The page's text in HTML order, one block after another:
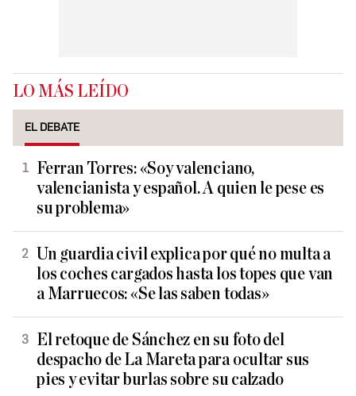
LO MÁS LEÍDO
EL DEBATE
Ferran Torres: «Soy valenciano,
valencianista y español. A quien le pese es
su problema»
Un guardia civil explica por qué no multa a
los coches cargados hasta los topes que van
a Marruecos: «Se las saben todas»
El retoque de Sánchez en su foto del
despacho de La Mareta para ocultar sus
pies y evitar burlas sobre su calzado